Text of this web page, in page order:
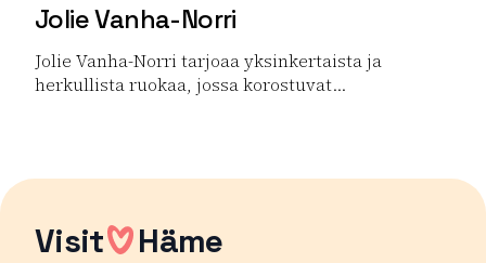
Jolie Vanha-Norri
Jolie Vanha-Norri tarjoaa yksinkertaista ja
herkullista ruokaa, jossa korostuvat...
Visit Häme